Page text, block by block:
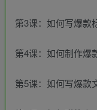
第3课：如何写爆款
第4课：如何制作爆
第5课：如何写爆款